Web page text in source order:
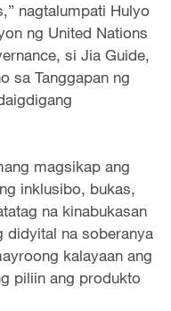
nagtalumpati Hulyo
ng United Nations
si Jia Guide,
sa Tanggapan ng
magsikap ang
inklusibo, bukas,
na kinabukasan
didyital na soberanya
kalayaan ang
piliin ang produkto